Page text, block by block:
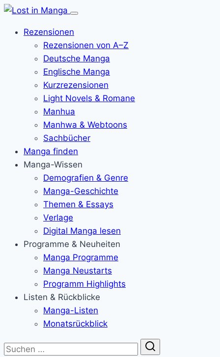
Menü
Rezensionen
Rezensionen von A–Z
Deutsche Manga
Englische Manga
Kurzrezensionen
Light Novels & Romane
Manhua
Manhwa & Webtoons
Sachbücher
Manga finden
Manga-Wissen
Demografien & Genre
Manga-Geschichte
Themen & Essays
Verlage
Digital Manga lesen
Programme & Neuheiten
Manga Programme
Manga Neustarts
Programm Highlights
Listen & Rückblicke
Manga-Listen
Monatsrückblick
Suche